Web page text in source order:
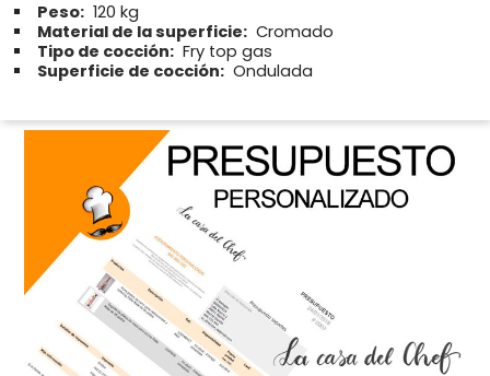
Peso: 120 kg
Material de la superficie: Cromado
Tipo de cocción: Fry top gas
Superficie de cocción: Ondulada